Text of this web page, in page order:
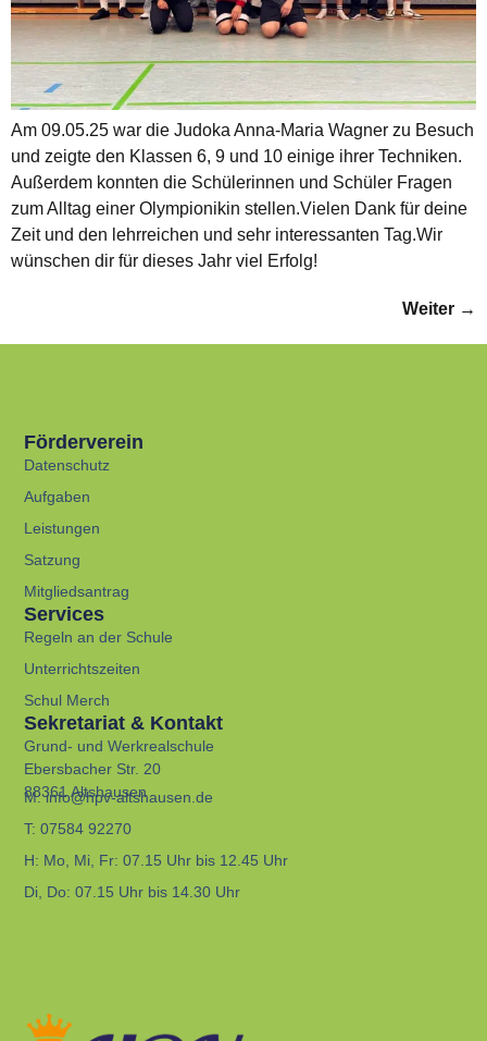
Am 09.05.25 war die Judoka Anna-Maria Wagner zu Besuch
und zeigte den Klassen 6, 9 und 10 einige ihrer Techniken.
Außerdem konnten die Schülerinnen und Schüler Fragen
zum Alltag einer Olympionikin stellen.Vielen Dank für deine
Zeit und den lehrreichen und sehr interessanten Tag.Wir
wünschen dir für dieses Jahr viel Erfolg!
Weiter →
Förderverein
Datenschutz
Aufgaben
Leistungen
Satzung
Mitgliedsantrag
Services
Regeln an der Schule
Unterrichtszeiten
Schul Merch
Sekretariat & Kontakt
Grund- und Werkrealschule
Ebersbacher Str. 20
88361 Altshausen
M:info@hpv-altshausen.de
T: 07584 92270
H: Mo, Mi, Fr: 07.15 Uhr bis 12.45 Uhr
Di, Do: 07.15 Uhr bis 14.30 Uhr